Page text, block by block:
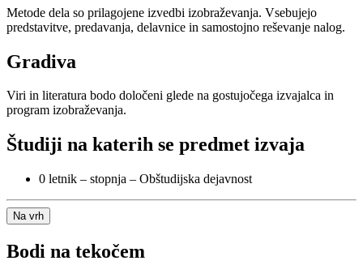
Metode dela so prilagojene izvedbi izobraževanja. Vsebujejo
predstavitve, predavanja, delavnice in samostojno reševanje nalog.
Gradiva
Viri in literatura bodo določeni glede na gostujočega izvajalca in
program izobraževanja.
Študiji na katerih se predmet izvaja
0 letnik – stopnja – Obštudijska dejavnost
Na vrh
Bodi na tekočem